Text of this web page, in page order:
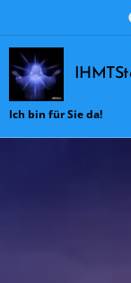
Ich bin für Sie da!